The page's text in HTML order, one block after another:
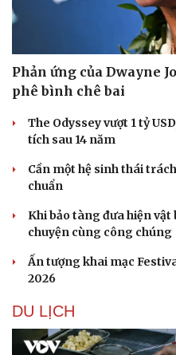
Phản ứng của Dwayne
phê bình chê bai
The Odyssey vượt 1 tỷ
tích sau 14 năm
Cần một hệ sinh thái
chuẩn
Khi bảo tàng đưa hiện
chuyện cùng công chúng
Ấn tượng khai mạc
2026
DU LỊCH